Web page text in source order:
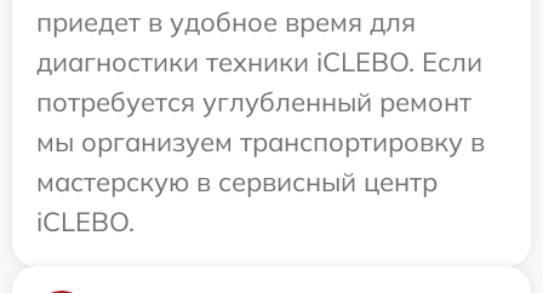
приедет в удобное время для
диагностики техники iCLEBO. Если
потребуется углубленный ремонт
мы организуем транспортировку в
мастерскую в сервисный центр
iCLEBO.